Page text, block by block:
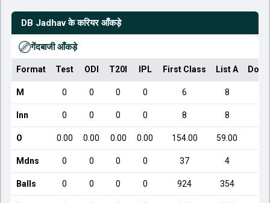
DB Jadhav के करियर आँकड़े
गेंदबाजी आँकड़े
Format Test ODI T20I IPL First Class List A
M 0 0 0 0 6 8
Inn 0 0 0 0 8 8
O 0.00 0.00 0.00 0.00 154.00 59.00
Mdns 0 0 0 0 37 4
Balls 0 0 0 0 924 354